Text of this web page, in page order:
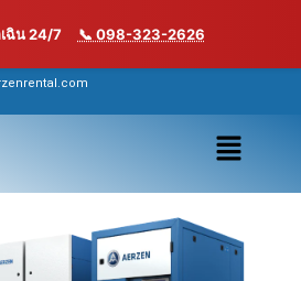
ฉิน 24/7 📞 098-323-2626
เมนู